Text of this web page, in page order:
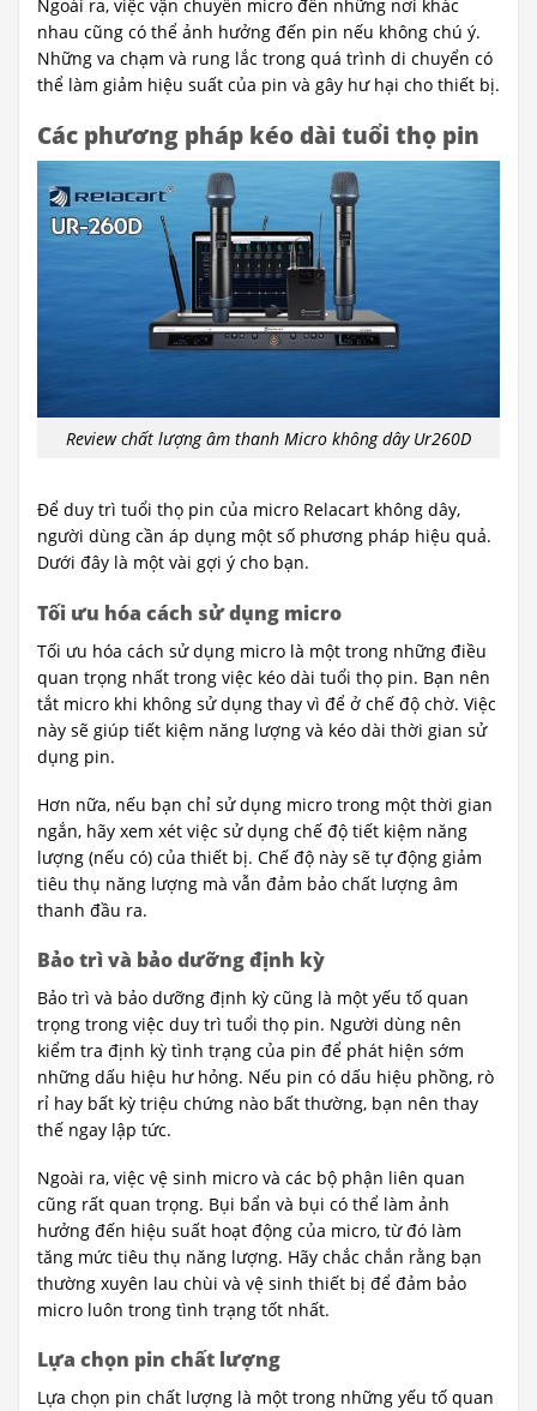
Ngoài ra, việc vận chuyển micro đến những nơi khác
nhau cũng có thể ảnh hưởng đến pin nếu không chú ý.
Những va chạm và rung lắc trong quá trình di chuyển có
thể làm giảm hiệu suất của pin và gây hư hại cho thiết bị.
Các phương pháp kéo dài tuổi thọ pin
Review chất lượng âm thanh Micro không dây Ur260D
Để duy trì tuổi thọ pin của micro Relacart không dây,
người dùng cần áp dụng một số phương pháp hiệu quả.
Dưới đây là một vài gợi ý cho bạn.
Tối ưu hóa cách sử dụng micro
Tối ưu hóa cách sử dụng micro là một trong những điều
quan trọng nhất trong việc kéo dài tuổi thọ pin. Bạn nên
tắt micro khi không sử dụng thay vì để ở chế độ chờ. Việc
này sẽ giúp tiết kiệm năng lượng và kéo dài thời gian sử
dụng pin.
Hơn nữa, nếu bạn chỉ sử dụng micro trong một thời gian
ngắn, hãy xem xét việc sử dụng chế độ tiết kiệm năng
lượng (nếu có) của thiết bị. Chế độ này sẽ tự động giảm
tiêu thụ năng lượng mà vẫn đảm bảo chất lượng âm
thanh đầu ra.
Bảo trì và bảo dưỡng định kỳ
Bảo trì và bảo dưỡng định kỳ cũng là một yếu tố quan
trọng trong việc duy trì tuổi thọ pin. Người dùng nên
kiểm tra định kỳ tình trạng của pin để phát hiện sớm
những dấu hiệu hư hỏng. Nếu pin có dấu hiệu phồng, rò
rỉ hay bất kỳ triệu chứng nào bất thường, bạn nên thay
thế ngay lập tức.
Ngoài ra, việc vệ sinh micro và các bộ phận liên quan
cũng rất quan trọng. Bụi bẩn và bụi có thể làm ảnh
hưởng đến hiệu suất hoạt động của micro, từ đó làm
tăng mức tiêu thụ năng lượng. Hãy chắc chắn rằng bạn
thường xuyên lau chùi và vệ sinh thiết bị để đảm bảo
micro luôn trong tình trạng tốt nhất.
Lựa chọn pin chất lượng
Lựa chọn pin chất lượng là một trong những yếu tố quan